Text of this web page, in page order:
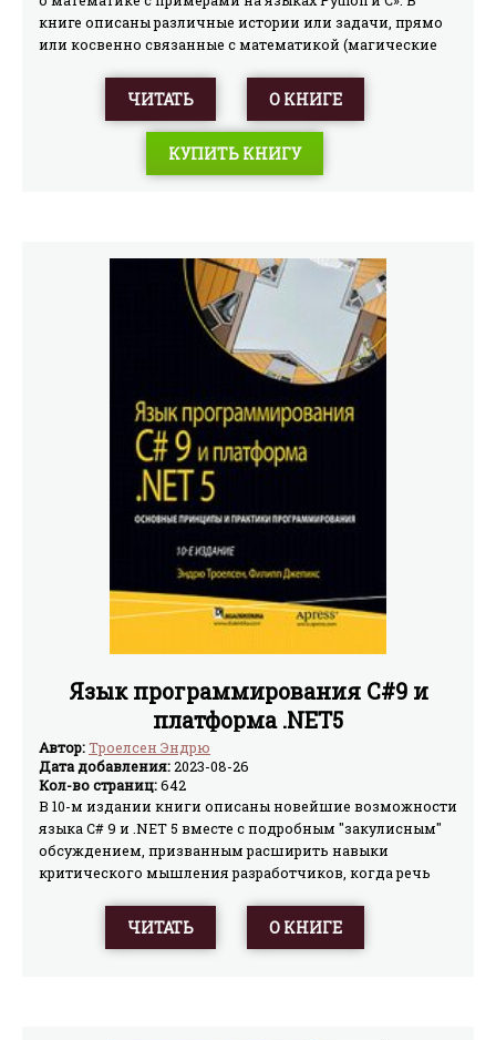
книге описаны различные истории или задачи, прямо
или косвенно связанные с математикой (магические
более сложные моменты, например выполнение
вычислений с помощью GPU. Книга распространяется
бесплатно, скачать оригинал в PDF можно на странице
http://www.dmitryelj.spb.ru/math.htm.
ЧИТАТЬ О КНИГЕ
КУПИТЬ КНИГУ
Язык программирования C#9 и
платформа .NET5
Автор:Троелсен Эндрю
Дата добавления:2023-08-26
Кол-во страниц:642
В 10-м издании книги описаны новейшие возможности
языка C# 9 и .NET 5 вместе с подробным "закулисным"
обсуждением, призванным расширить навыки
критического мышления разработчиков, когда речь
Entity Framework Core и многое другое наряду с
последними обновлениями унифицированной
ЧИТАТЬ О КНИГЕ